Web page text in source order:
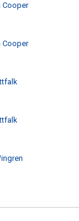
Cooper
Cooper